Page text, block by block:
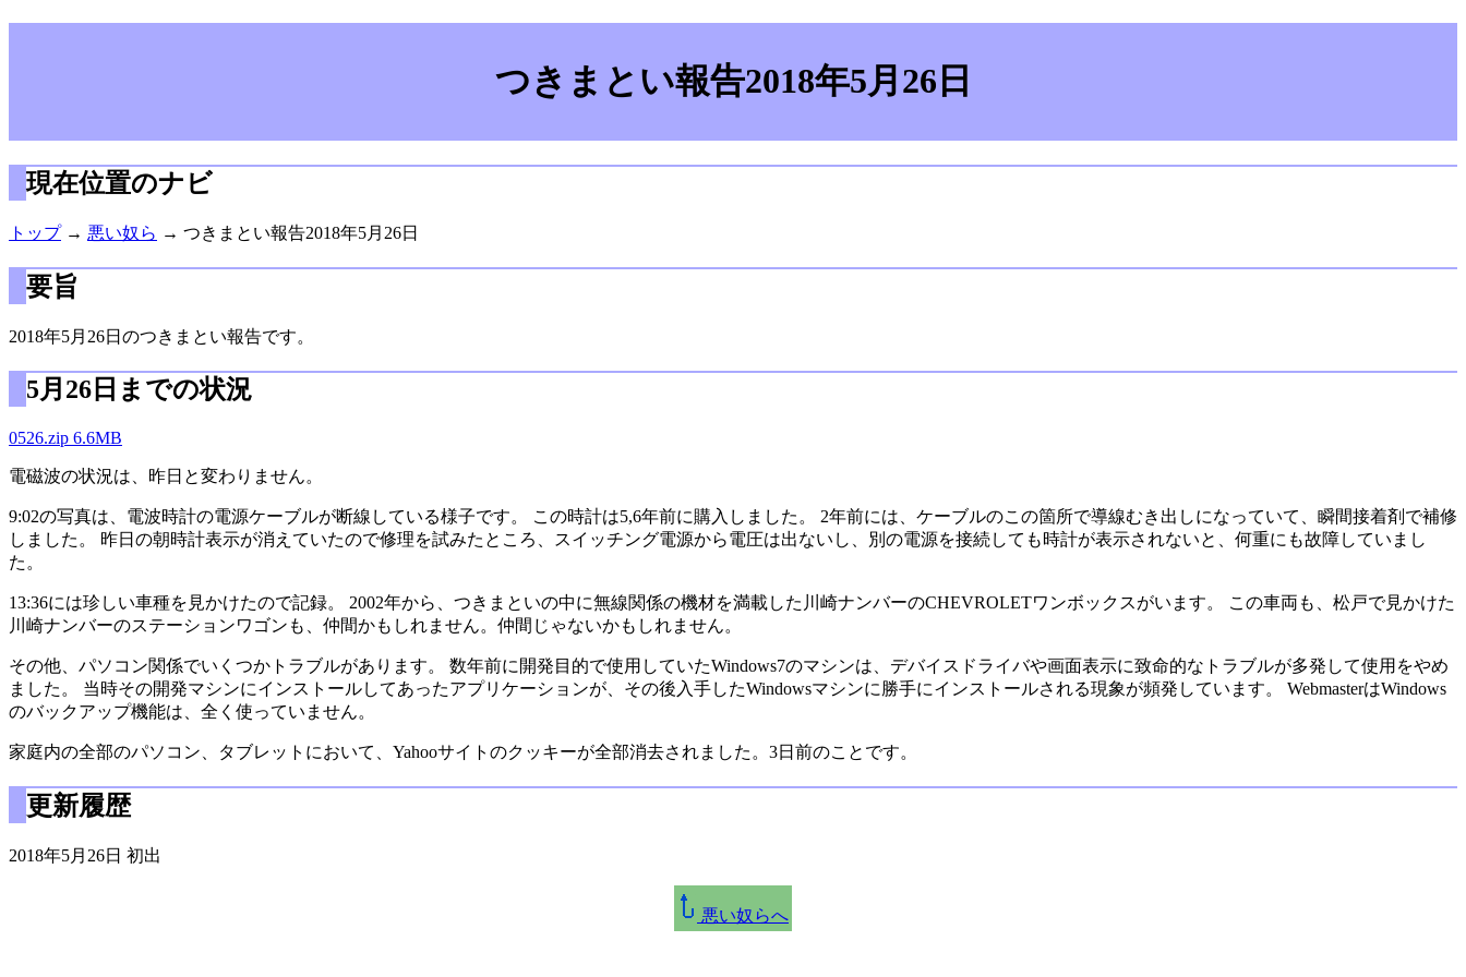
つきまとい報告2018年5月26日
現在位置のナビ
トップ→ 悪い奴ら → つきまとい報告2018年5月26日
要旨
2018年5月26日のつきまとい報告です。
5月26日までの状況
0526.zip 6.6MB
電磁波の状況は、昨日と変わりません。
9:02の写真は、電波時計の電源ケーブルが断線している様子です。 この時計は5,6年前に購入しました。 2年前には、ケーブルのこの箇所で導線むき出しになっていて、瞬間接着剤で補修
しました。 昨日の朝時計表示が消えていたので修理を試みたところ、スイッチング電源から電圧は出ないし、別の電源を接続しても時計が表示されないと、何重にも故障していまし
た。
13:36には珍しい車種を見かけたので記録。 2002年から、つきまといの中に無線関係の機材を満載した川崎ナンバーのCHEVROLETワンボックスがいます。 この車両も、松戸で見かけた
川崎ナンバーのステーションワゴンも、仲間かもしれません。仲間じゃないかもしれません。
その他、パソコン関係でいくつかトラブルがあります。 数年前に開発目的で使用していたWindows7のマシンは、デバイスドライバや画面表示に致命的なトラブルが多発して使用をやめ
ました。 当時その開発マシンにインストールしてあったアプリケーションが、その後入手したWindowsマシンに勝手にインストールされる現象が頻発しています。 WebmasterはWindows
のバックアップ機能は、全く使っていません。
家庭内の全部のパソコン、タブレットにおいて、Yahooサイトのクッキーが全部消去されました。3日前のことです。
更新履歴
2018年5月26日 初出
悪い奴らへ